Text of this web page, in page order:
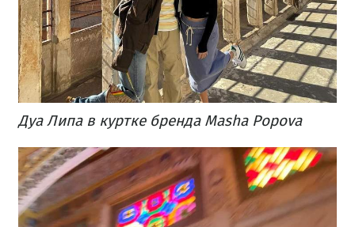
Дуа Липа в куртке бренда Masha Popova